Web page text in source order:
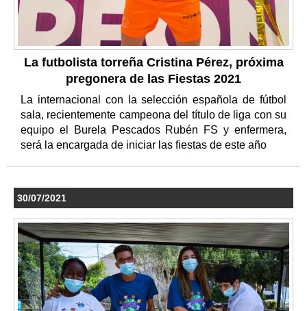
La futbolista torreña Cristina Pérez, próxima
pregonera de las Fiestas 2021
La internacional con la selección española de fútbol
sala, recientemente campeona del título de liga con su
equipo el Burela Pescados Rubén FS y enfermera,
será la encargada de iniciar las fiestas de este año
30/07/2021